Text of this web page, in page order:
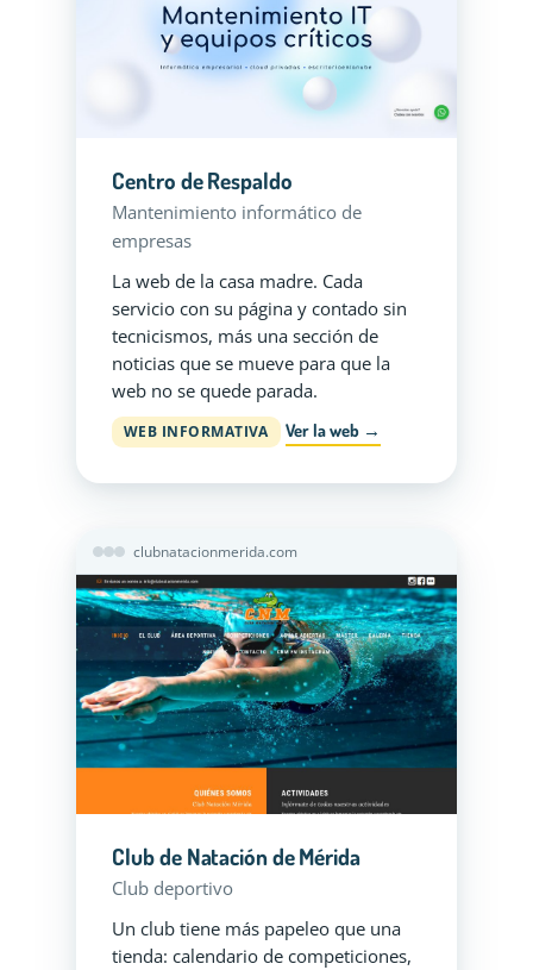
Centro de Respaldo
Mantenimiento informático de
empresas
La web de la casa madre. Cada
servicio con su página y contado sin
tecnicismos, más una sección de
noticias que se mueve para que la
web no se quede parada.
WEB INFORMATIVA Ver la web →
clubnatacionmerida.com
Club de Natación de Mérida
Club deportivo
Un club tiene más papeleo que una
tienda: calendario de competiciones,